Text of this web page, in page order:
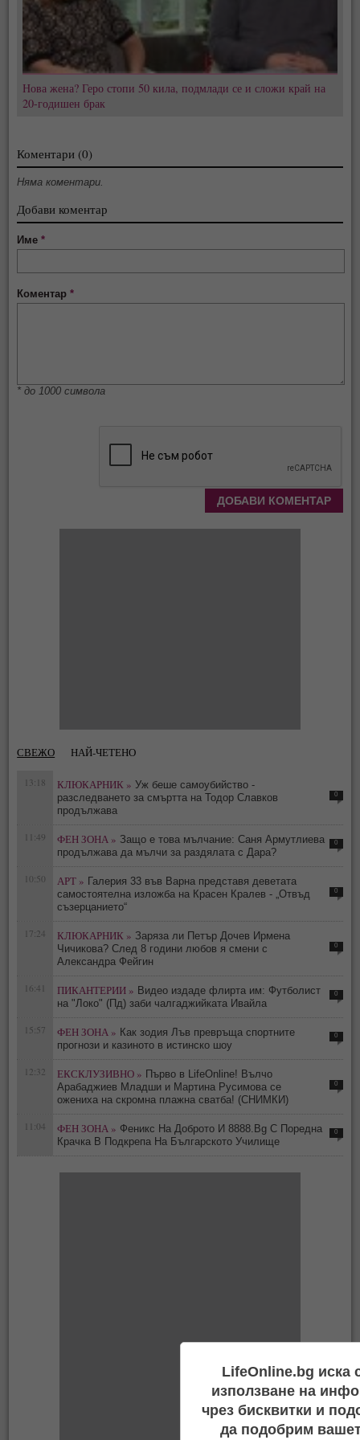
Нова жена? Геро стопи 50 кила, подмлади се и сложи край на
20-годишен брак
Коментари (0)
Няма коментари.
Добави коментар
Име*
Коментар*
* до 1000 символа
СВЕЖО НАЙ-ЧЕТЕНО
13:18 КЛЮКАРНИК » Уж беше самоубийство -
разследването за смъртта на Тодор Славков
продължава
0
11:49 ФЕН ЗОНА » Защо е това мълчание: Саня Армутлиева
продължава да мълчи за раздялата с Дара?
0
10:50 АРТ » Галерия 33 във Варна представя деветата
самостоятелна изложба на Красен Кралев - „Отвъд
съзерцанието“
0
17:24 КЛЮКАРНИК » Заряза ли Петър Дочев Ирмена
Чичикова? След 8 години любов я смени с
Александра Фейгин
0
16:41 ПИКАНТЕРИИ » Видео издаде флирта им: Футболист
на "Локо" (Пд) заби чалгаджийката Ивайла
0
15:57 ФЕН ЗОНА » Как зодия Лъв превръща спортните
прогнози и казиното в истинско шоу
0
12:32 ЕКСКЛУЗИВНО » Първо в LifeOnline! Вълчо
Арабаджиев Младши и Мартина Русимова сe
oжениха на скромна плажна сватба! (СНИМКИ)
0
11:04 ФЕН ЗОНА » Феникс На Доброто И 8888.Bg С Поредна
Крачка В Подкрепа На Българското Училище
0
LifeOnline.bg иска
използване на
чрез бисквитки и
да подобрим